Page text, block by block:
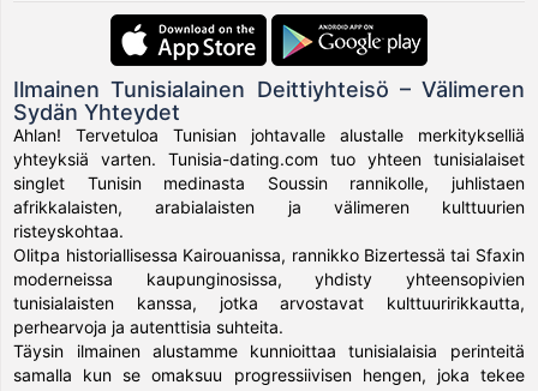
Ilmainen Tunisialainen Deittiyhteisö – Välimeren
Sydän Yhteydet
Ahlan! Tervetuloa Tunisian johtavalle alustalle merkitykselliä
yhteyksiä varten. Tunisia-dating.com tuo yhteen tunisialaiset
singlet Tunisin medinasta Soussin rannikolle, juhlistaen
afrikkalaisten, arabialaisten ja välimeren kulttuurien
risteyskohtaa.
Olitpa historiallisessa Kairouanissa, rannikko Bizertessä tai Sfaxin
moderneissa kaupunginosissa, yhdisty yhteensopivien
tunisialaisten kanssa, jotka arvostavat kulttuuririkkautta,
perhearvoja ja autenttisia suhteita.
Täysin ilmainen alustamme kunnioittaa tunisialaisia perinteitä
samalla kun se omaksuu progressiivisen hengen, joka tekee